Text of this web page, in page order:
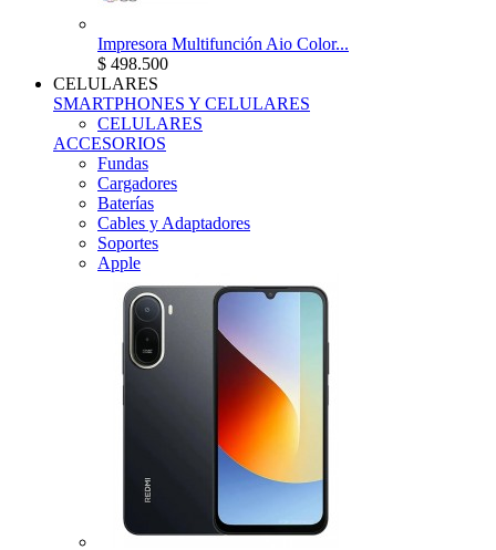
Impresora Multifunción Aio Color...
$ 498.500
CELULARES
SMARTPHONES Y CELULARES
CELULARES
ACCESORIOS
Fundas
Cargadores
Baterías
Cables y Adaptadores
Soportes
Apple